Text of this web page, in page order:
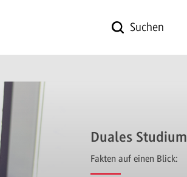
Suchen
Duales Studium
Fakten auf einen Blick: